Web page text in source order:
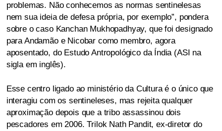
problemas. Não conhecemos as normas sentinelesas
nem sua ideia de defesa própria, por exemplo”, pondera
sobre o caso Kanchan Mukhopadhyay, que foi designado
para Andamão e Nicobar como membro, agora
aposentado, do Estudo Antropológico da Índia (ASI na
sigla em inglês).
Esse centro ligado ao ministério da Cultura é o único que
interagiu com os sentineleses, mas rejeita qualquer
aproximação depois que a tribo assassinou dois
pescadores em 2006. Trilok Nath Pandit, ex-diretor do